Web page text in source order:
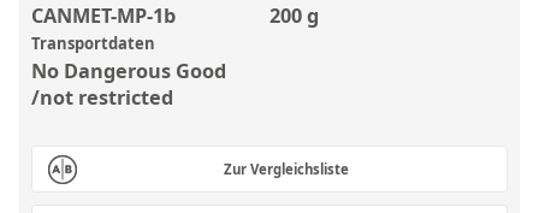
Laborbedarf und Verbrauchsmaterialien
Sonstige Standards
Übersicht: Kundenspezifische Standards
CANMET-MP-1b 200 g
Transportdaten
No Dangerous Good
/not restricted
Zur Vergleichsliste